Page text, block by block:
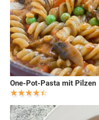
One-Pot-Pasta mit Pilzen